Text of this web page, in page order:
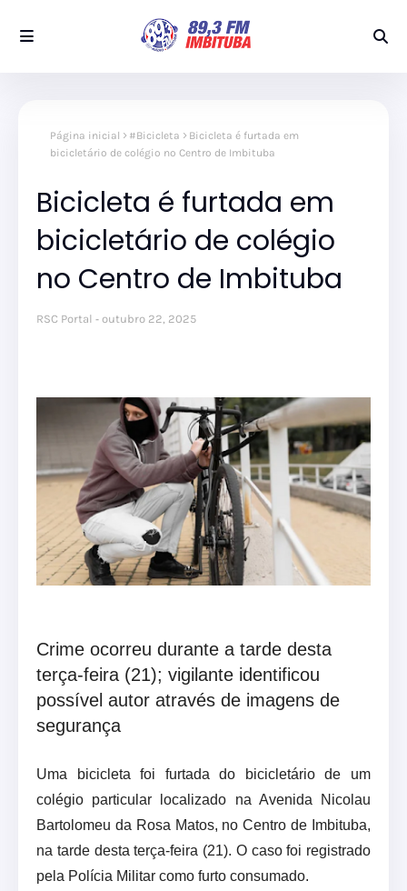
Página inicial #Bicicleta
Bicicleta é furtada em
bicicletário de colégio no Centro de Imbituba
Bicicleta é furtada em
bicicletário de colégio
no Centro de Imbituba
RSC Portal outubro 22, 2025
Crime ocorreu durante a tarde desta
terça-feira (21); vigilante identificou
possível autor através de imagens de
segurança
Uma bicicleta foi furtada do bicicletário de um
colégio particular localizado na Avenida Nicolau
Bartolomeu da Rosa Matos, no Centro de Imbituba,
na tarde desta terça-feira (21). O caso foi registrado
pela Polícia Militar como furto consumado.